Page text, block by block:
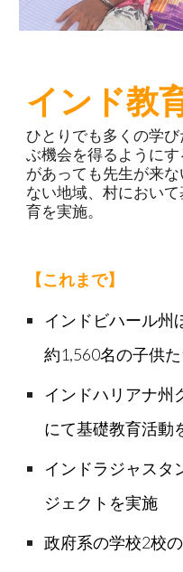
インド教
ひとりでも多くの学
ぶ機会を得るように
があっても先生が来
ない地域、村におい
育を実施。
【これまで】
インドビハール州
約1,560名の子供
​インドハリアナ州
にて基礎教育活動
インドラジャスタ
ジェクトを実施
政府系の学校2校